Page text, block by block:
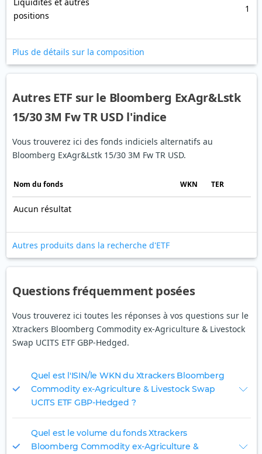
positions
1
Plus de détails sur la composition
Autres ETF sur le Bloomberg ExAgr&Lstk
15/30 3M Fw TR USD l'indice
Vous trouverez ici des fonds indiciels alternatifs au
Bloomberg ExAgr&Lstk 15/30 3M Fw TR USD.
Nom du fonds WKN TER
Aucun résultat
Autres produits dans la recherche d'ETF
Questions fréquemment posées
Vous trouverez ici toutes les réponses à vos questions sur le
Xtrackers Bloomberg Commodity ex-Agriculture & Livestock
Swap UCITS ETF GBP-Hedged.
Quel est l'ISIN/le WKN du Xtrackers Bloomberg
Commodity ex-Agriculture & Livestock Swap
UCITS ETF GBP-Hedged ?
Quel est le volume du fonds Xtrackers
Bloomberg Commodity ex-Agriculture &